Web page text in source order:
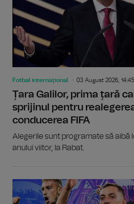
Fotbal internațional 03 August 2026, 14:45
Țara Galilor, prima țară
sprijinul pentru
conducerea FIFA
Alegerile sunt programate să aibă
anului viitor, la Rabat.